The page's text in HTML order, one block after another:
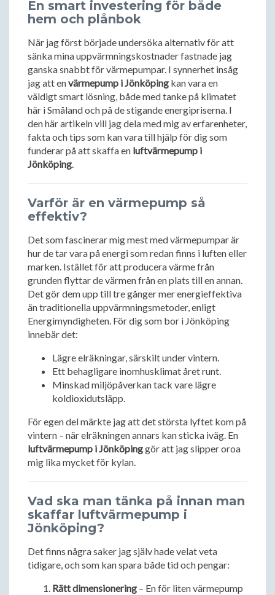
En smart investering för både
hem och plånbok
När jag först började undersöka alternativ för att
sänka mina uppvärmningskostnader fastnade jag
ganska snabbt för värmepumpar. I synnerhet insåg
jag att envärmepump i Jönköping kan vara en
väldigt smart lösning, både med tanke på klimatet
här i Småland och på de stigande energipriserna. I
den här artikeln vill jag dela med mig av erfarenheter,
fakta och tips som kan vara till hjälp för dig som
funderar på att skaffa en luftvärmepump i
Jönköping.
Varför är en värmepump så
effektiv?
Det som fascinerar mig mest med värmepumpar är
hur de tar vara på energi som redan finns i luften eller
marken. Istället för att producera värme från
grunden flyttar de värmen från en plats till en annan.
Det gör dem upp till tre gånger mer energieffektiva
än traditionella uppvärmningsmetoder, enligt
Energimyndigheten. För dig som bor i Jönköping
innebär det:
Lägre elräkningar, särskilt under vintern.
Ett behagligare inomhusklimat året runt.
Minskad miljöpåverkan tack vare lägre
koldioxidutsläpp.
För egen del märkte jag att det största lyftet kom på
vintern – när elräkningen annars kan sticka iväg. En
luftvärmepump i Jönköpinggör att jag slipper oroa
mig lika mycket för kylan.
Vad ska man tänka på innan man
skaffar luftvärmepump i
Jönköping?
Det finns några saker jag själv hade velat veta
tidigare, och som kan spara både tid och pengar:
Rätt dimensionering – En för liten värmepump